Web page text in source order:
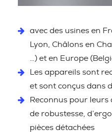
avec des usines en
Lyon, Châlons en
…) et en Europe
Les appareils sont
et sont conçus dans
Reconnus pour leurs
de robustesse,
pièces détachées